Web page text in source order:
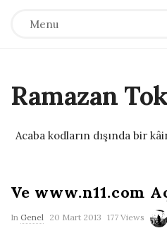
Menu
Ramazan
Acaba kodların dışında bir
Ve www.n11.com
In Genel P
20 Mart 2013 177 Views